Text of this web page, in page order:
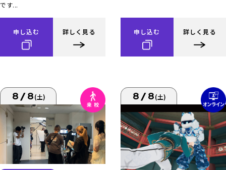
です...
申し込む 詳しく見る 申し込む 詳しく見る
8/8(土) 8/8(土)